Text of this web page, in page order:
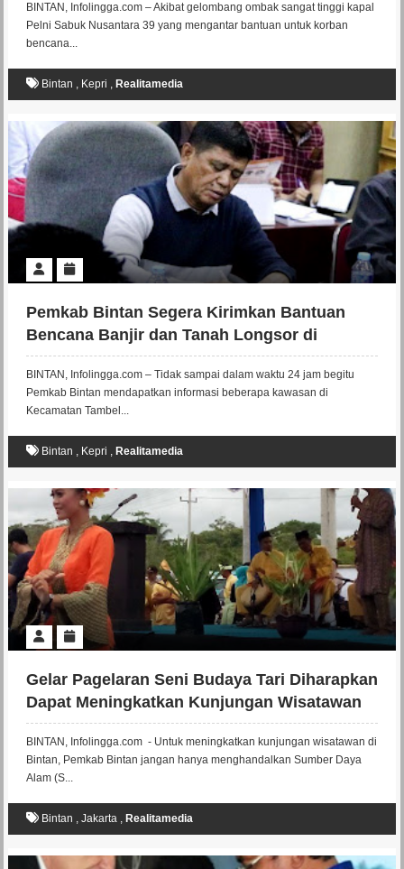
BINTAN, Infolingga.com – Akibat gelombang ombak sangat tinggi kapal
Pelni Sabuk Nusantara 39 yang mengantar bantuan untuk korban
bencana...
Bintan , Kepri , Realitamedia
Pemkab Bintan Segera Kirimkan Bantuan
Bencana Banjir dan Tanah Longsor di
Tambelan.
BINTAN, Infolingga.com – Tidak sampai dalam waktu 24 jam begitu
Pemkab Bintan mendapatkan informasi beberapa kawasan di
Kecamatan Tambel...
Bintan , Kepri , Realitamedia
Gelar Pagelaran Seni Budaya Tari Diharapkan
Dapat Meningkatkan Kunjungan Wisatawan
Ke Bintan
BINTAN, Infolingga.com - Untuk meningkatkan kunjungan wisatawan di
Bintan, Pemkab Bintan jangan hanya menghandalkan Sumber Daya
Alam (S...
Bintan , Jakarta, Realitamedia